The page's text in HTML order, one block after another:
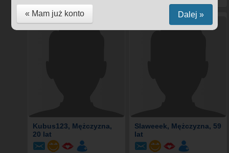
Kubus123, Mężczyzna,
20 lat
Slaweeek, Mężczyzna, 59
lat
« Mam już konto Dalej »